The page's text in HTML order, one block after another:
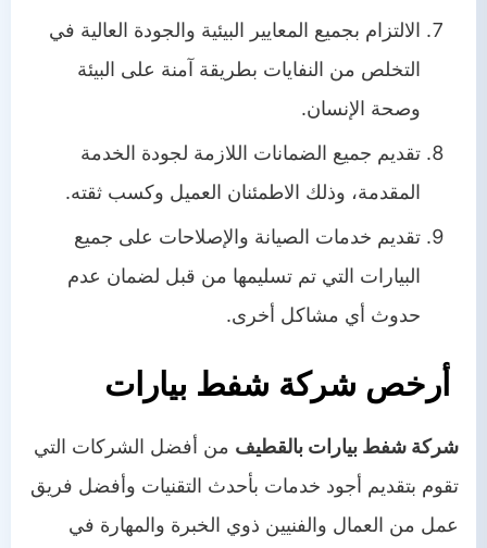
الالتزام بجميع المعايير البيئية والجودة العالية في
التخلص من النفايات بطريقة آمنة على البيئة
وصحة الإنسان.
تقديم جميع الضمانات اللازمة لجودة الخدمة
المقدمة، وذلك الاطمئنان العميل وكسب ثقته.
تقديم خدمات الصيانة والإصلاحات على جميع
البيارات التي تم تسليمها من قبل لضمان عدم
حدوث أي مشاكل أخرى.
أرخص شركة شفط بيارات
شركة شفط بيارات بالقطيف من أفضل الشركات التي
تقوم بتقديم أجود خدمات بأحدث التقنيات وأفضل فريق
عمل من العمال والفنيين ذوي الخبرة والمهارة في